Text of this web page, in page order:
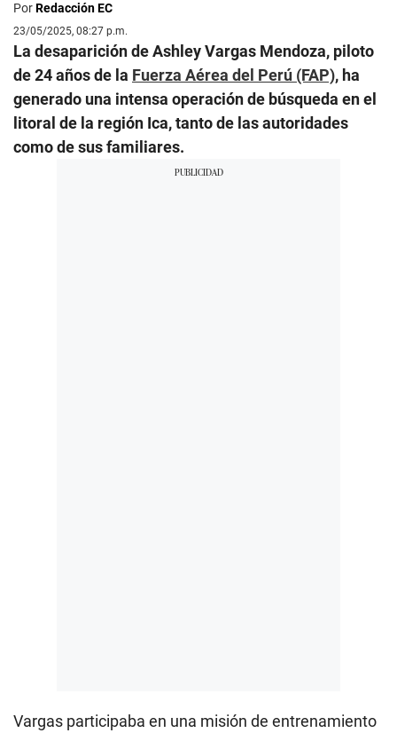
PorRedacción EC
23/05/2025, 08:27 p.m.
La desaparición de Ashley Vargas Mendoza, piloto
de 24 años de la Fuerza Aérea del Perú (FAP), ha
generado una intensa operación de búsqueda en el
litoral de la región Ica, tanto de las autoridades
como de sus familiares.
Vargas participaba en una misión de entrenamiento